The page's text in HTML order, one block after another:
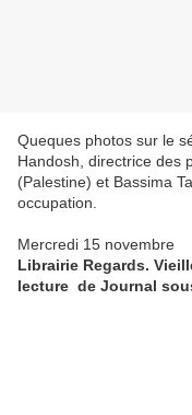
Queques photos sur le
Handosh, directrice des
(Palestine) et Bassima
occupation.
Mercredi 15 novembre
Librairie Regards.
lecture de Journal